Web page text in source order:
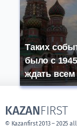
Таких
было с
ждать
KAZANFIRST
© Kazanfirst 2013 – 2025